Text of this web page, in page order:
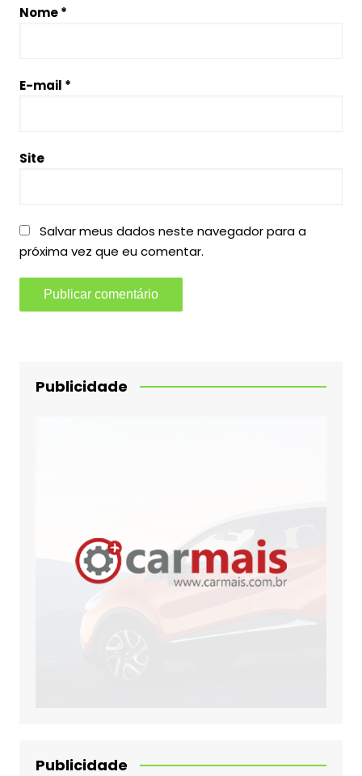
Nome*
E-mail *
Site
Salvar meus dados neste navegador para a
próxima vez que eu comentar.
Publicidade
Publicidade